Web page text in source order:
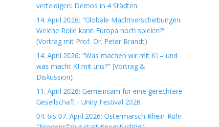
verteidigen: Demos in 4 Städten
14. April 2026: "Globale Machtverschiebungen:
Welche Rolle kann Europa noch spielen?"
(Vortrag mit Prof. Dr. Peter Brandt)
14. April 2026: "Was machen wir mit KI – und
was macht KI mit uns?" (Vortrag &
Diskussion)
11. April 2026: Gemeinsam für eine gerechtere
Gesellschaft - Unity Festival 2026
04. bis 07. April 2026: Ostermarsch Rhein-Ruhr